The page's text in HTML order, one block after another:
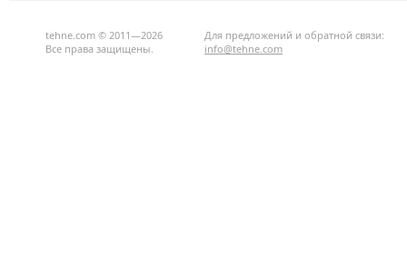
tehne.com © 2011—2026
Все права защищены.
Для предложений и обратной связи:
info@tehne.com